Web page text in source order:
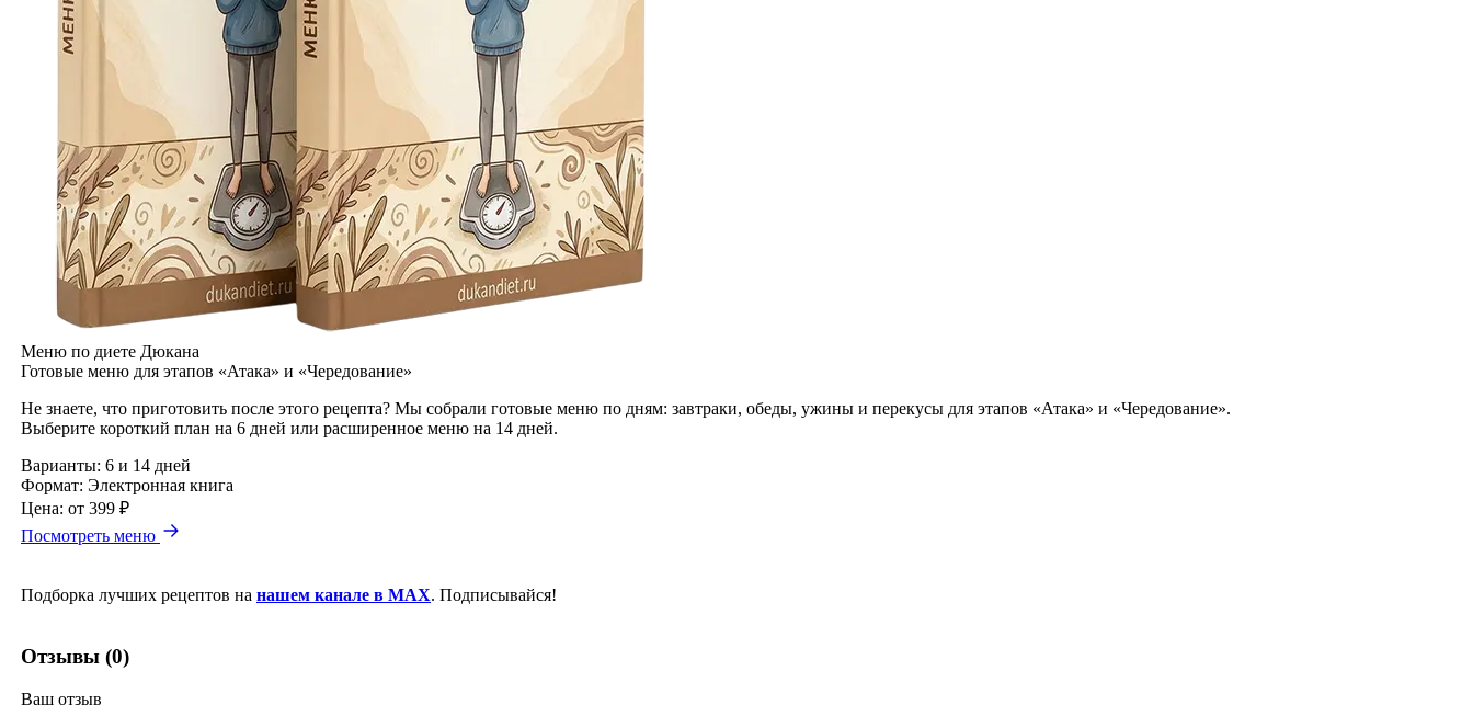
Меню по диете Дюкана
Готовые меню для этапов «Атака» и «Чередование»
Не знаете, что приготовить после этого рецепта? Мы собрали готовые меню по дням: завтраки, обеды, ужины и перекусы для этапов «Атака» и «Чередование».
Выберите короткий план на 6 дней или расширенное меню на 14 дней.
Варианты: 6 и 14 дней
Формат: Электронная книга
Цена: от 399 ₽
Посмотреть меню
Подборка лучших рецептов на нашем канале в MAX. Подписывайся!
Отзывы (0)
Ваш отзыв